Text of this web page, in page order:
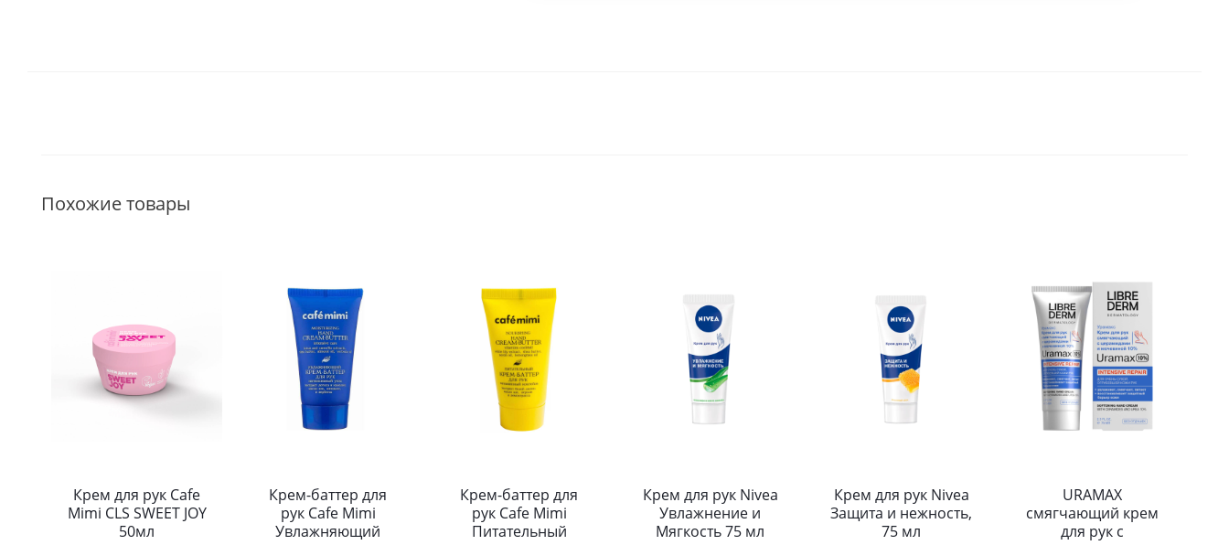
Похожие товары
Крем для рук Cafe
Mimi CLS SWEET JOY
50мл
Крем-баттер для
рук Cafe Mimi
Увлажняющий
Крем-баттер для
рук Cafe Mimi
Питательный
Крем для рук Nivea
Увлажнение и
Мягкость 75 мл
Крем для рук Nivea
Защита и нежность,
75 мл
URAMAX
смягчающий крем
для рук с